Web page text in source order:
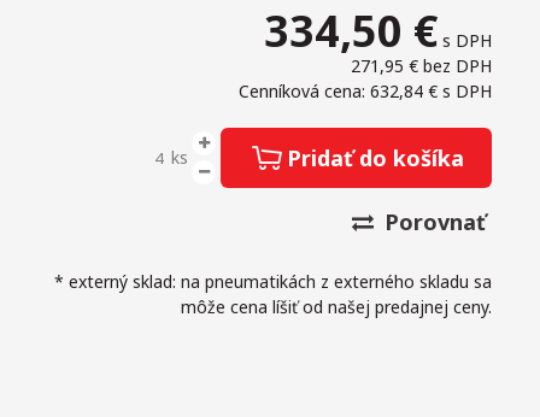
334,50 € s DPH
271,95 € bez DPH
Cenníková cena: 632,84 € s DPH
ks Pridať do košíka
Porovnať
* externý sklad: na pneumatikách z externého skladu sa
môže cena líšiť od našej predajnej ceny.